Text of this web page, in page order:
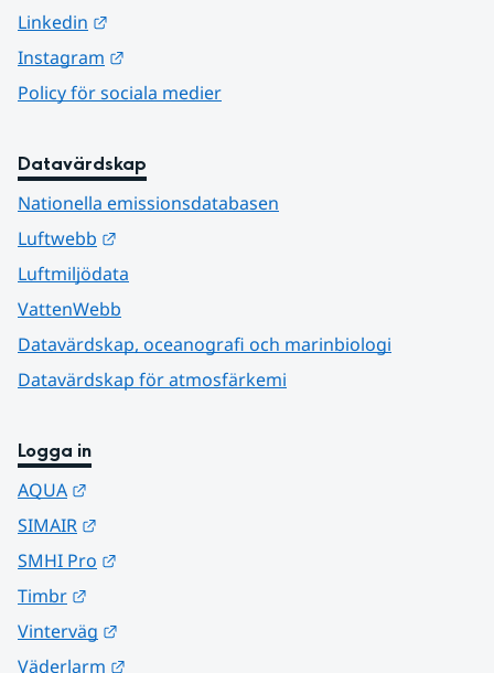
Linkedin
Instagram
Policy för sociala medier
Datavärdskap
Nationella emissionsdatabasen
Luftwebb
Luftmiljödata
VattenWebb
Datavärdskap, oceanografi och marinbiologi
Datavärdskap för atmosfärkemi
Logga in
AQUA
SIMAIR
SMHI Pro
Timbr
Vinterväg
Väderlarm